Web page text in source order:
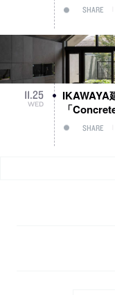
SHARE
11.25
WED
IKAWAYA
「
SHARE